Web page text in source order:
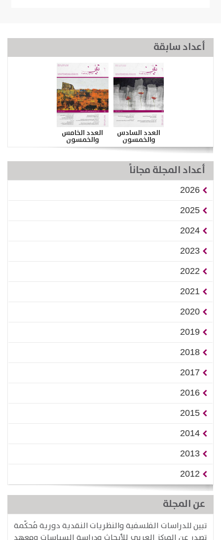
أعداد سابقة
العدد السادس
والخمسون
العدد الخامس
والخمسون
أعداد المجلة مجاناً
2026
2025
2024
2023
2022
2021
2020
2019
2018
2017
2016
2015
2014
2013
2012
عن المجلة
تبين للدراسات الفلسفية والنظريات النقدية دورية مُحكّمة